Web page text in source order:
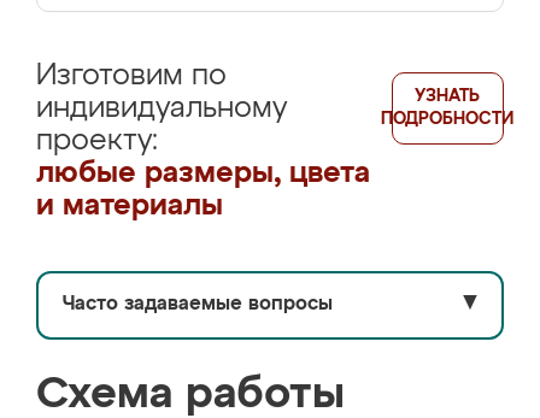
Изготовим по
индивидуальному
проекту:
любые размеры, цвета
и материалы
УЗНАТЬ
ПОДРОБНОСТИ
Часто задаваемые вопросы ▼
Схема работы